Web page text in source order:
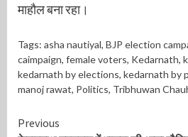
माहौल बना रहा।
Tags: asha nautiyal, BJP election
caimpaign, female voters, Kedarnath,
kedarnath by elections, kedarnath by
manoj rawat, Politics, Tribhuwan
Continue
Previous